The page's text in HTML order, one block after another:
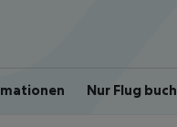
Nur Flug